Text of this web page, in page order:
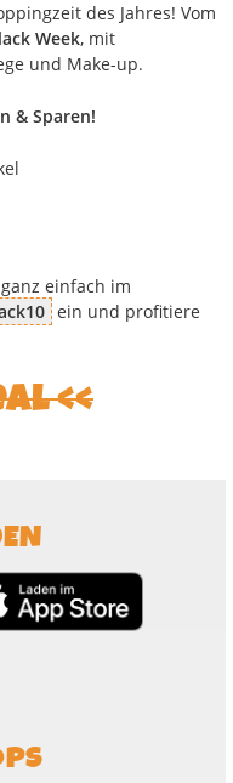
des Jahres! Vom
Week, mit
und Make-up.
& Sparen!
einfach im
ein und profitiere